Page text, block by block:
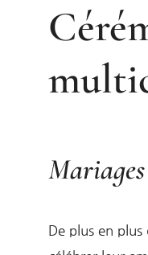
De plus en plus